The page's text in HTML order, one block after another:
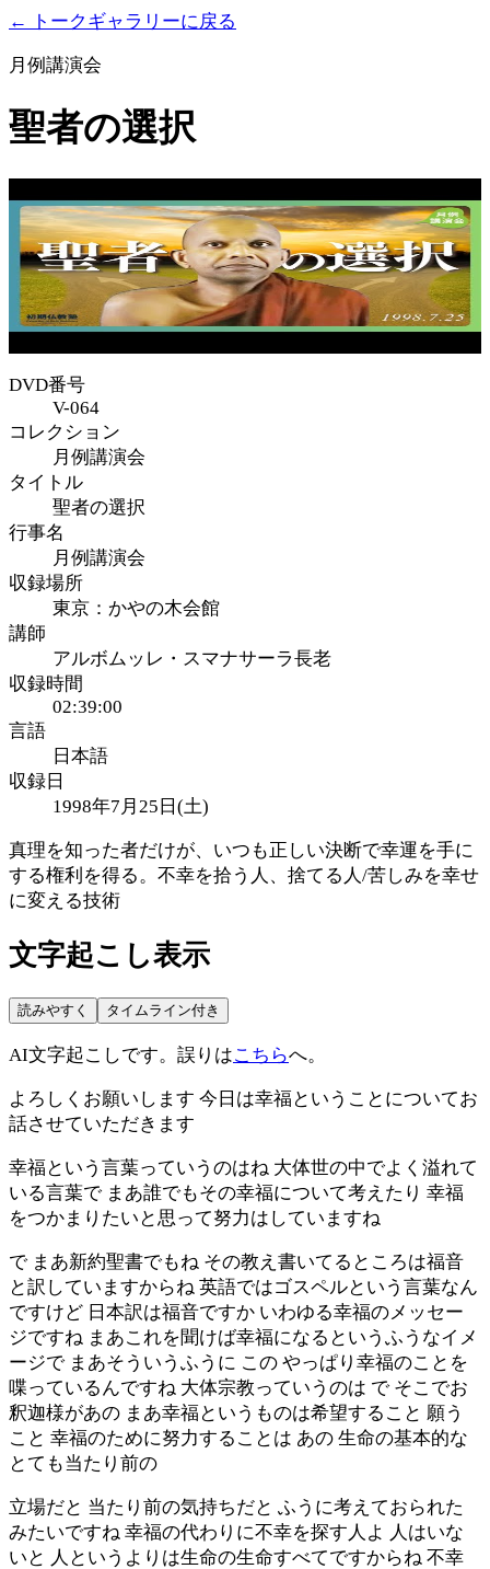
← トークギャラリーに戻る
月例講演会
聖者の選択
DVD番号
V-064
コレクション
月例講演会
タイトル
聖者の選択
行事名
月例講演会
収録場所
東京：かやの木会館
講師
アルボムッレ・スマナサーラ長老
収録時間
02:39:00
言語
日本語
収録日
1998年7月25日(土)
真理を知った者だけが、いつも正しい決断で幸運を手に
する権利を得る。不幸を拾う人、捨てる人/苦しみを幸せ
に変える技術
文字起こし表示
読みやすく タイムライン付き
AI文字起こしです。誤りはこちらへ。
よろしくお願いします 今日は幸福ということについてお
話させていただきます
幸福という言葉っていうのはね 大体世の中でよく溢れて
いる言葉で まあ誰でもその幸福について考えたり 幸福
をつかまりたいと思って努力はしていますね
で まあ新約聖書でもね その教え書いてるところは福音
と訳していますからね 英語ではゴスペルという言葉なん
ですけど 日本訳は福音ですか いわゆる幸福のメッセー
ジですね まあこれを聞けば幸福になるというふうなイメ
ージで まあそういうふうに この やっぱり幸福のことを
喋っているんですね 大体宗教っていうのは で そこでお
釈迦様があの まあ幸福というものは希望すること 願う
こと 幸福のために努力することは あの 生命の基本的な
とても当たり前の
立場だと 当たり前の気持ちだと ふうに考えておられた
みたいですね 幸福の代わりに不幸を探す人よ 人はいな
いと 人というよりは生命の生命すべてですからね 不幸